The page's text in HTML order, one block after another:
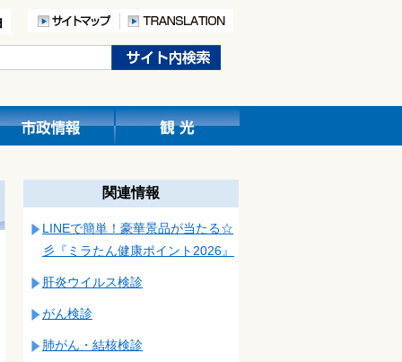
関連情報
LINEで簡単！豪華景品が当たる☆
彡『ミラたん健康ポイント2026』
肝炎ウイルス検診
がん検診
肺がん・結核検診